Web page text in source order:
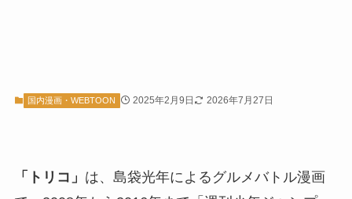
国内漫画・WEBTOON 2025年2月9日 2026年7月27日
「トリコ」 は、島袋光年によるグルメバトル漫画